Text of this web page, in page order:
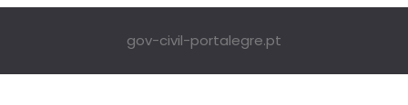
gov-civil-portalegre.pt